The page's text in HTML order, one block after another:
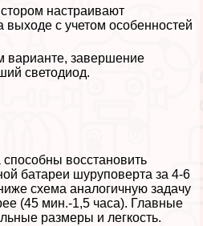
настраивают
выходе с учетом особенностей
варианте, завершение
светодиод.
восстановить
батареи шуруповерта за 4-6
схема аналогичную задачу
(45 мин.-1,5 часа). Главные
размеры и легкость.